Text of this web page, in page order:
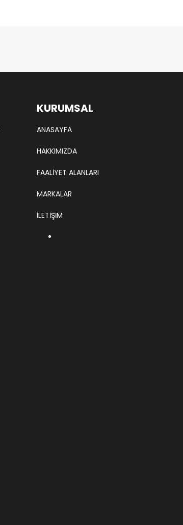
KURUMSAL
ANASAYFA
HAKKIMIZDA
FAALİYET ALANLARI
MARKALAR
İLETİŞİM